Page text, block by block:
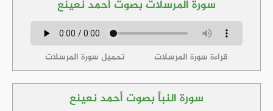
سورة المرسلات بصوت أحمد نعينع
قراءة سورة المرسلات تحميل سورة المرسلات
سورة النبأ بصوت أحمد نعينع